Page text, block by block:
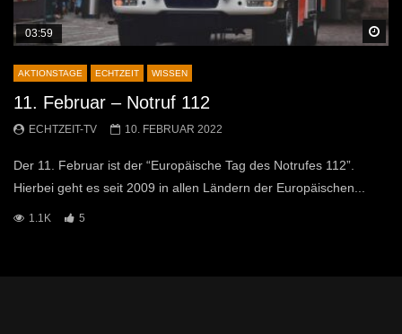
03:59
AKTIONSTAGE ECHTZEIT WISSEN
11. Februar – Notruf 112
ECHTZEIT-TV 10. FEBRUAR 2022
Der 11. Februar ist der “Europäische Tag des Notrufes 112”.
Hierbei geht es seit 2009 in allen Ländern der Europäischen...
1.1K 5